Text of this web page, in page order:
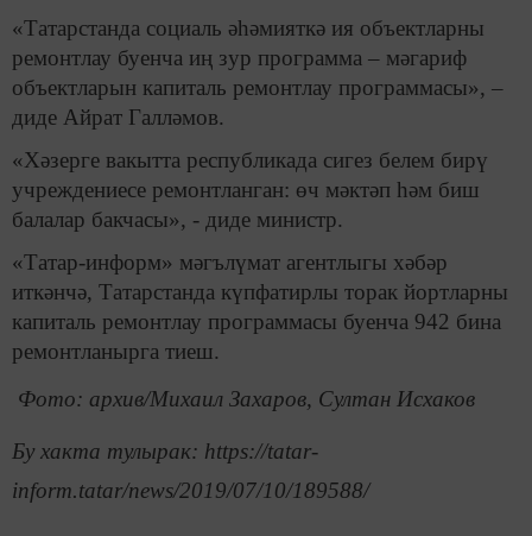
«Татарстанда социаль әһәмияткә ия объектларны
ремонтлау буенча иң зур программа – мәгариф
объектларын капиталь ремонтлау программасы», –
диде Айрат Галләмов.
«Хәзерге вакытта республикада сигез белем бирү
учреждениесе ремонтланган: өч мәктәп һәм биш
балалар бакчасы», - диде министр.
«Татар-информ» мәгълүмат агентлыгы хәбәр
иткәнчә, Татарстанда күпфатирлы торак йортларны
капиталь ремонтлау программасы буенча 942 бина
ремонтланырга тиеш.
Фото: архив/Михаил Захаров, Султан Исхаков
Бу хакта тулырак: https://tatar-
inform.tatar/news/2019/07/10/189588/